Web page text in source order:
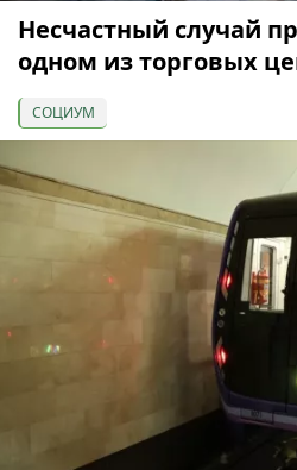
Несчастный случай
одном из торговых
СОЦИУМ